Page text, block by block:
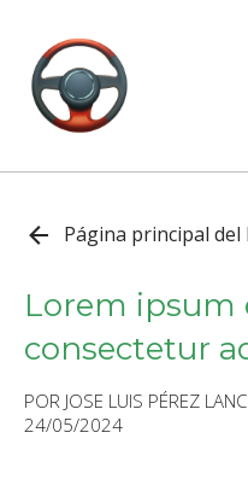
Página principal del
Lorem ipsum
consectetur
POR JOSE LUIS PÉREZ
24/05/2024